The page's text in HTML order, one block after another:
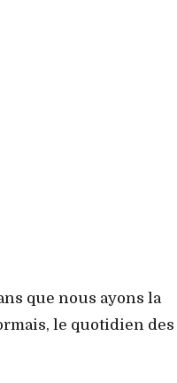
que nous ayons la
le quotidien des